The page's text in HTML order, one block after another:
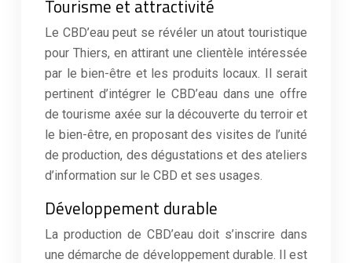
Tourisme et attractivité
Le CBD’eau peut se révéler un atout touristique
pour Thiers, en attirant une clientèle intéressée
par le bien-être et les produits locaux. Il serait
pertinent d’intégrer le CBD’eau dans une offre
de tourisme axée sur la découverte du terroir et
le bien-être, en proposant des visites de l’unité
de production, des dégustations et des ateliers
d’information sur le CBD et ses usages.
Développement durable
La production de CBD’eau doit s’inscrire dans
une démarche de développement durable. Il est